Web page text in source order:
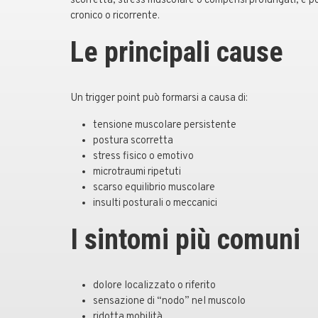
cronico o ricorrente.
Le principali cause
Un trigger point può formarsi a causa di:
tensione muscolare persistente
postura scorretta
stress fisico o emotivo
microtraumi ripetuti
scarso equilibrio muscolare
insulti posturali o meccanici
I sintomi più comuni
dolore localizzato o riferito
sensazione di “nodo” nel muscolo